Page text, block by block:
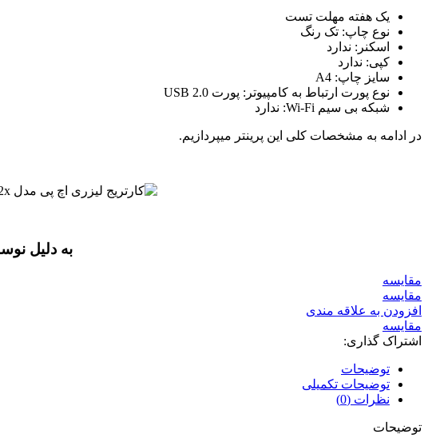
یک هفته مهلت تست
نوع چاپ: تک رنگ
اسکنر: ندارد
کپی: ندارد
سایز چاپ: A4
نوع پورت ارتباط به کامپیوتر: پورت USB 2.0
شبکه بی سیم Wi-Fi: ندارد
در ادامه به مشخصات کلی این پرینتر میپردازیم.
به دلیل
مقايسه
مقایسه
افزودن به علاقه مندی
مقایسه
اشتراک گذاری:
توضیحات
توضیحات تکمیلی
نظرات (0)
توضیحات